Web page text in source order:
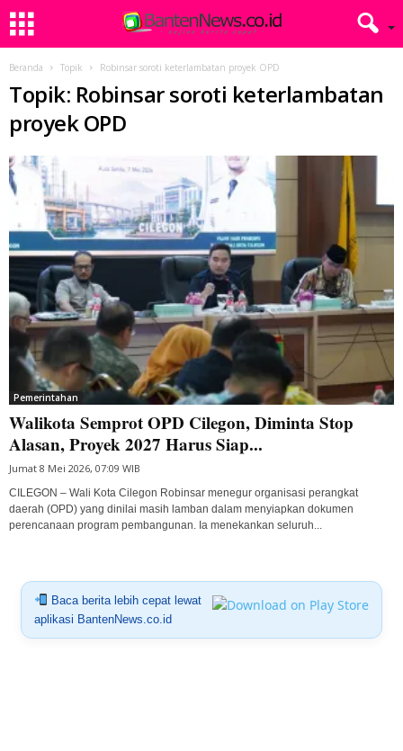
Beranda Topik Robinsar soroti keterlambatan proyek OPD
Topik: Robinsar soroti keterlambatan
proyek OPD
Pemerintahan
Walikota Semprot OPD Cilegon, Diminta Stop
Alasan, Proyek 2027 Harus Siap...
Jumat 8 Mei 2026, 07:09 WIB
CILEGON – Wali Kota Cilegon Robinsar menegur organisasi perangkat
daerah (OPD) yang dinilai masih lamban dalam menyiapkan dokumen
perencanaan program pembangunan. Ia menekankan seluruh...
Baca berita lebih cepat lewat
aplikasi BantenNews.co.id